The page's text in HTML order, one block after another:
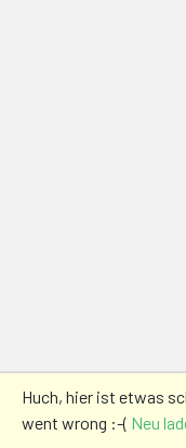
Huch, hier ist etwas
went wrong :-( Neu